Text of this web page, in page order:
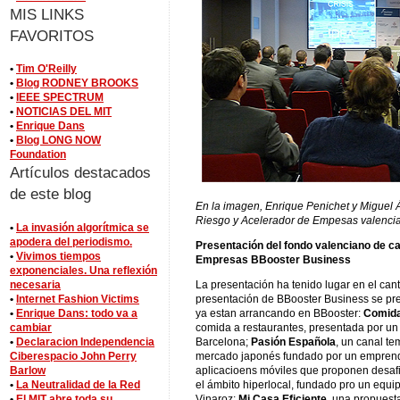
En la imagen, Enrique Penichet y Miguel
Riesgo y Acelerador de Empesas
Presentación del fondo valenciano de
Empresas BBooster Business
La presentación ha tenido lugar en el
presentación de BBooster Business se
ya estan arrancando en BBooster:
comida a restaurantes, presentada por
Barcelona; Pasión Española, un canal
mercado japonés fundado por un
aplicacioens móviles que proponen
el ámbito hiperlocal, fundado pro un
MIS LINKS
FAVORITOS
• Tim O'Reilly
• Blog RODNEY BROOKS
• IEEE SPECTRUM
• NOTICIAS DEL MIT
• Enrique Dans
• Blog LONG NOW
Foundation
Artículos destacados
de este blog
• La invasión algorítmica se
apodera del periodismo.
• Vivimos tiempos
exponenciales. Una reflexión
necesaria
• Internet Fashion Victims
• Enrique Dans: todo va a
cambiar
• Declaracion Independencia
Ciberespacio John Perry
Barlow
• La Neutralidad de la Red